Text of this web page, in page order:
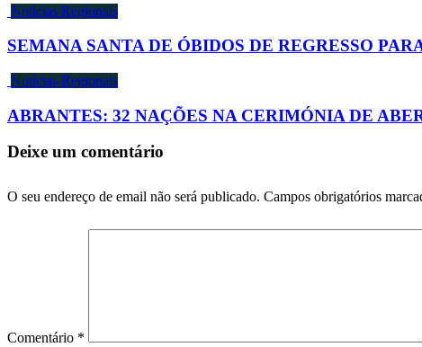
Notícias Regionais
SEMANA SANTA DE ÓBIDOS DE REGRESSO
Notícias Regionais
ABRANTES: 32 NAÇÕES NA CERIMÓNIA DE
Deixe um comentário
O seu endereço de email não será publicado. Campos obrigatórios
Comentário *